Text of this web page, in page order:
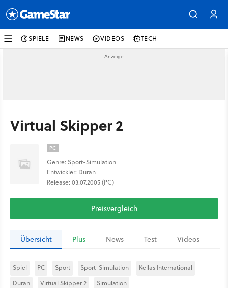
SPIELE NEWS VIDEOS TECH
Virtual Skipper 2
PC
Genre: Sport-Simulation
Entwickler: Duran
Release: 03.07.2005 (PC)
Preisvergleich
Übersicht Plus News Test Videos
Spiel PC Sport Sport-Simulation
Kellas International
Duran
Virtual Skipper 2 Simulation